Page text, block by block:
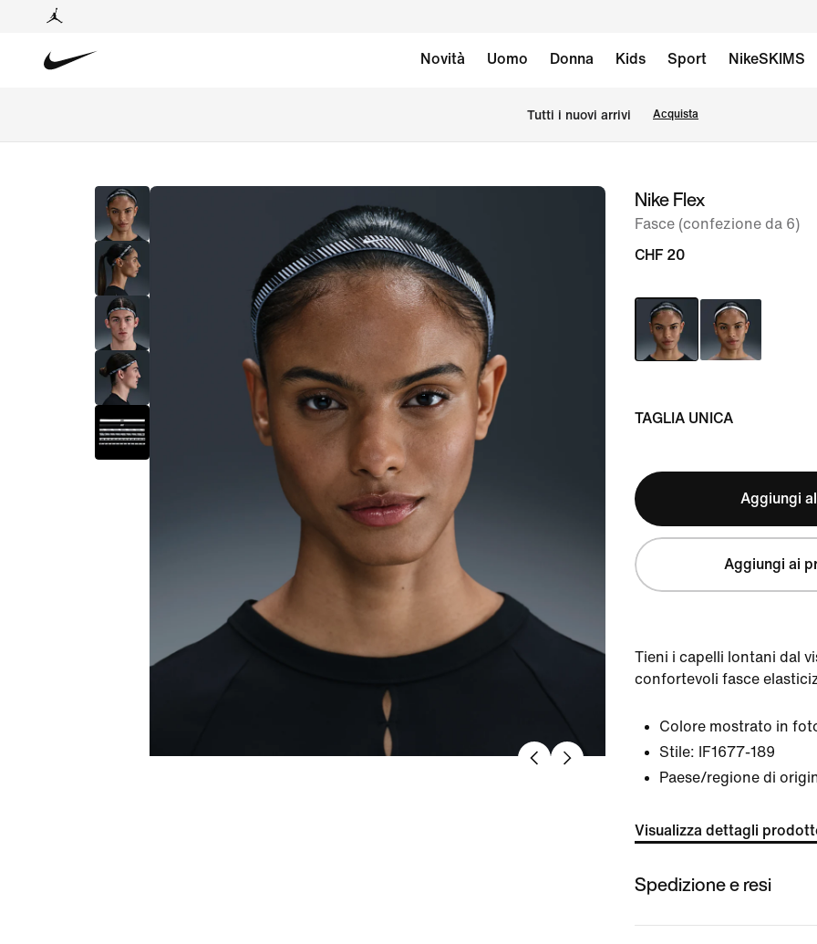
Novità Uomo Donna Kids Sport NikeSKIMS
Tutti i nuovi arrivi Acquista
immagine
Nike Flex
Fasce (confezione da 6)
CHF 20
TAGLIA UNICA
Aggiungi
Aggiungi ai
Tieni i capelli lontani dal
confortevoli fasce
Colore mostrato in
Stile:
IF1677-189
Paese/regione di
Visualizza dettagli
Spedizione e resi